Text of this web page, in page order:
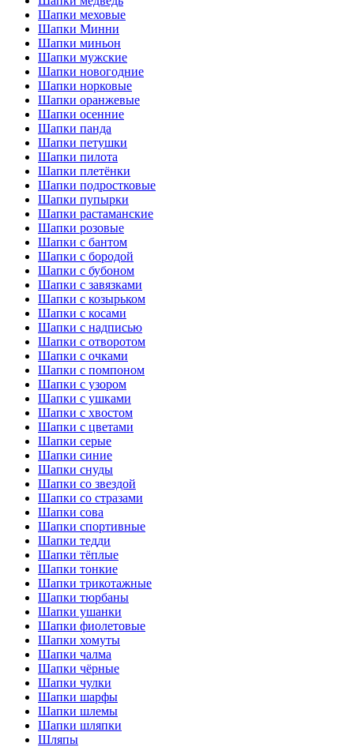
Шапки меховые
Шапки Минни
Шапки миньон
Шапки мужские
Шапки новогодние
Шапки норковые
Шапки оранжевые
Шапки осенние
Шапки панда
Шапки петушки
Шапки пилота
Шапки плетёнки
Шапки подростковые
Шапки пупырки
Шапки растаманские
Шапки розовые
Шапки с бантом
Шапки с бородой
Шапки с бубоном
Шапки с завязками
Шапки с козырьком
Шапки с косами
Шапки с надписью
Шапки с отворотом
Шапки с очками
Шапки с помпоном
Шапки с узором
Шапки с ушками
Шапки с хвостом
Шапки с цветами
Шапки серые
Шапки синие
Шапки снуды
Шапки со звездой
Шапки со стразами
Шапки сова
Шапки спортивные
Шапки тедди
Шапки тёплые
Шапки тонкие
Шапки трикотажные
Шапки тюрбаны
Шапки ушанки
Шапки фиолетовые
Шапки хомуты
Шапки чалма
Шапки чёрные
Шапки чулки
Шапки шарфы
Шапки шлемы
Шапки шляпки
Шляпы